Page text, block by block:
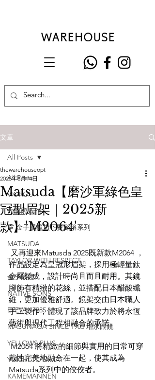
文章
All Posts
VIOROU
內藤熊八作
掌 金子眼鏡旗下賽璐珞系列
MATSUDA
TAYLOR WITH RESPECT
金子眼鏡
NATIVE SONS
EYEVAN7285
MASUNAGA SINCE 1905 增永眼鏡
YELLOWS PLUS
YUICHI TOYAMA
KAMEMANNEN
All Posts
Matsuda【磨沙軍綠色皇
冠型眉架｜2025新
款】'M2064'
thewarehouseopt
2025年8月14日
又再迎來Matusda 2025既新款M2064 ，
作品設定為皇冠形眉架，採用極輕量鈦
金屬製成，設計時尚且而且耐用。其鏡
腳飾有精緻的花絲，並搭配日本醋酸纖
維，更加優雅舒適。鏡架交由日本職人
手工製作，體現了該品牌致力於將永恆
藝術與現代工程相融合的承諾。
M2064 將精緻的細節與實用的日常可穿
戴性完美地融合在一起，使其成為
Matsuda系列中的佼佼者。